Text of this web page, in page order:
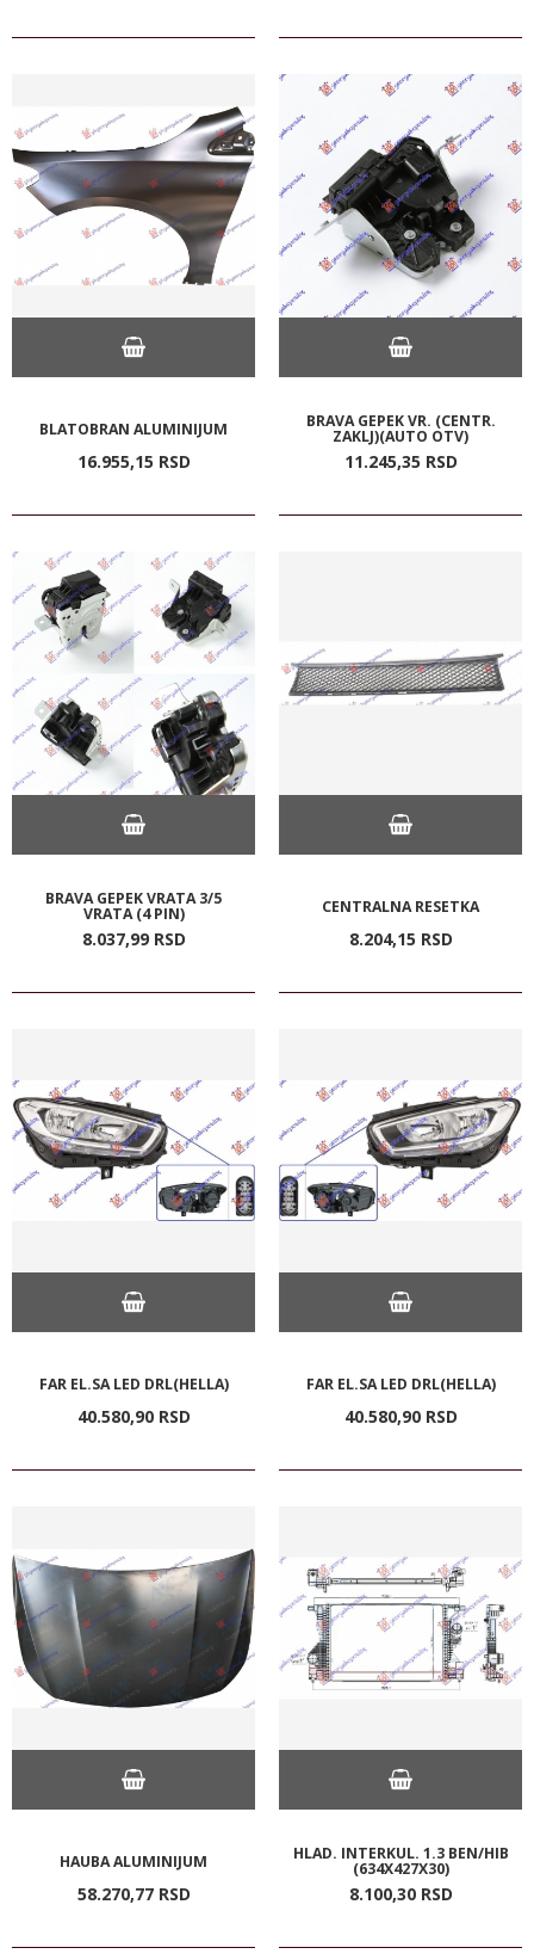
BLATOBRAN ALUMINIJUM
16.955,15 RSD
BRAVA GEPEK VR. (CENTR.
ZAKLJ)(AUTO OTV)
11.245,35 RSD
BRAVA GEPEK VRATA 3/5
VRATA (4 PIN)
8.037,99 RSD
CENTRALNA RESETKA
8.204,15 RSD
FAR EL.SA LED DRL(HELLA)
40.580,90 RSD
FAR EL.SA LED DRL(HELLA)
40.580,90 RSD
HAUBA ALUMINIJUM
58.270,77 RSD
HLAD. INTERKUL. 1.3 BEN/HIB
(634X427X30)
8.100,30 RSD